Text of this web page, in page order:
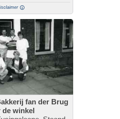
fan der Brug
de winkel